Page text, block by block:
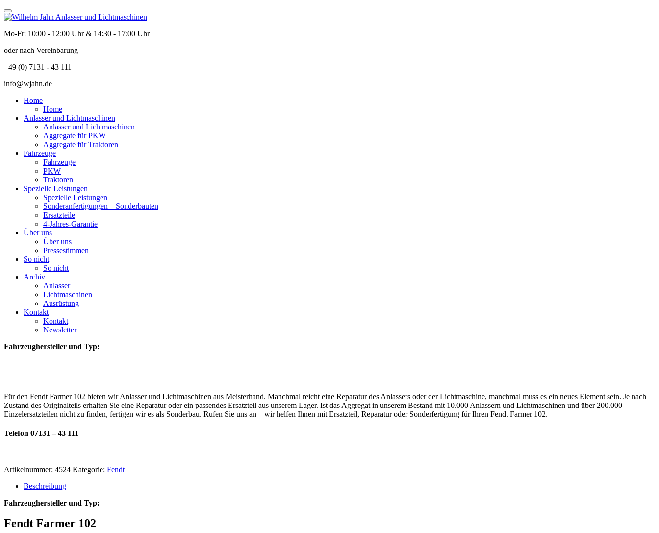
Mo-Fr: 10:00 - 12:00 Uhr & 14:30 - 17:00 Uhr
oder nach Vereinbarung
+49 (0) 7131 - 43 111
info@wjahn.de
Home
Home
Anlasser und Lichtmaschinen
Anlasser und Lichtmaschinen
Aggregate für PKW
Aggregate für Traktoren
Fahrzeuge
Fahrzeuge
PKW
Traktoren
Spezielle Leistungen
Spezielle Leistungen
Sonderanfertigungen – Sonderbauten
Ersatzteile
4-Jahres-Garantie
Über uns
Über uns
Pressestimmen
So nicht
So nicht
Archiv
Anlasser
Lichtmaschinen
Ausrüstung
Kontakt
Kontakt
Newsletter
Fahrzeughersteller und Typ:
Für den Fendt Farmer 102 bieten wir Anlasser und Lichtmaschinen aus Meisterhand. Manchmal reicht eine Reparatur des Anlassers oder der Lichtmaschine, manchmal muss es ein neues Element sein. Je nach
Zustand des Originalteils erhalten Sie eine Reparatur oder ein passendes Ersatzteil aus unserem Lager. Ist das Aggregat in unserem Bestand mit 10.000 Anlassern und Lichtmaschinen und über 200.000
Einzelersatzteilen nicht zu finden, fertigen wir es als Sonderbau. Rufen Sie uns an – wir helfen Ihnen mit Ersatzteil, Reparatur oder Sonderfertigung für Ihren Fendt Farmer 102.
Telefon 07131 – 43 111
Artikelnummer: 4524 Kategorie: Fendt
Beschreibung
Fahrzeughersteller und Typ:
Fendt Farmer 102